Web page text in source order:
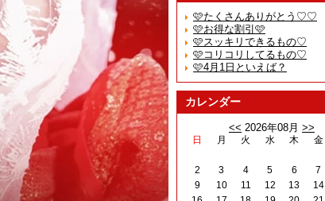
🩷たくさんありがとう♡♡
🩷お得な割引🩷
🩷スッキリできるもの♡
🩷コリコリしてるもの♡
🩷4月1日といえば？
カレンダー
<< 2026年08月 >>
日 月 火 水 木 金
2
3 4 5 6 7
9
10 11 12 13 14